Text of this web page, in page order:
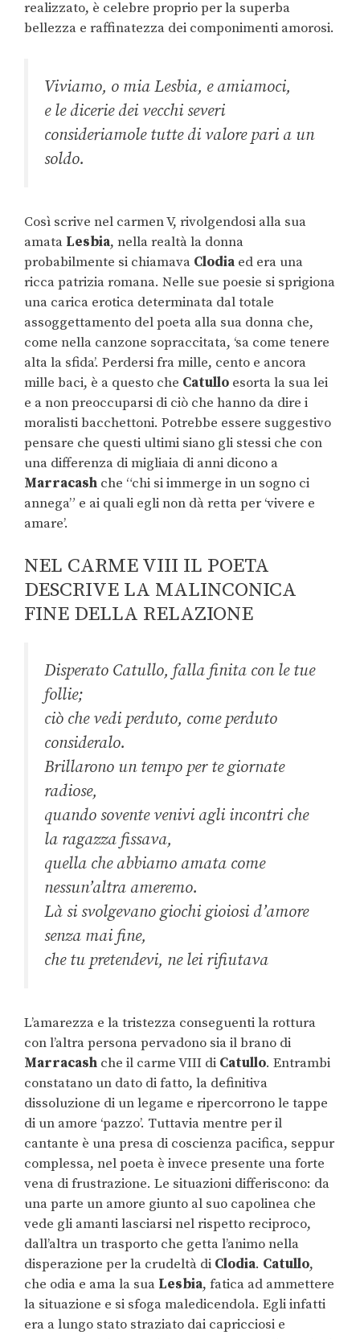
realizzato, è celebre proprio per la superba
bellezza e raffinatezza dei componimenti amorosi.
Viviamo, o mia Lesbia, e amiamoci,
e le dicerie dei vecchi severi
consideriamole tutte di valore pari a un
soldo.
Così scrive nel carmen V, rivolgendosi alla sua
amata Lesbia, nella realtà la donna
probabilmente si chiamava Clodia ed era una
ricca patrizia romana. Nelle sue poesie si sprigiona
una carica erotica determinata dal totale
assoggettamento del poeta alla sua donna che,
come nella canzone sopraccitata, ‘sa come tenere
alta la sfida’. Perdersi fra mille, cento e ancora
mille baci, è a questo che Catullo esorta la sua lei
e a non preoccuparsi di ciò che hanno da dire i
moralisti bacchettoni. Potrebbe essere suggestivo
pensare che questi ultimi siano gli stessi che con
una differenza di migliaia di anni dicono a
Marracash che “chi si immerge in un sogno ci
annega” e ai quali egli non dà retta per ‘vivere e
amare’.
NEL CARME VIII IL POETA
DESCRIVE LA MALINCONICA
FINE DELLA RELAZIONE
Disperato Catullo, falla finita con le tue
follie;
ciò che vedi perduto, come perduto
consideralo.
Brillarono un tempo per te giornate
radiose,
quando sovente venivi agli incontri che
la ragazza fissava,
quella che abbiamo amata come
nessun’altra ameremo.
Là si svolgevano giochi gioiosi d’amore
senza mai fine,
che tu pretendevi, ne lei rifiutava
L’amarezza e la tristezza conseguenti la rottura
con l’altra persona pervadono sia il brano di
Marracash che il carme VIII di Catullo. Entrambi
constatano un dato di fatto, la definitiva
dissoluzione di un legame e ripercorrono le tappe
di un amore ‘pazzo’. Tuttavia mentre per il
cantante è una presa di coscienza pacifica, seppur
complessa, nel poeta è invece presente una forte
vena di frustrazione. Le situazioni differiscono: da
una parte un amore giunto al suo capolinea che
vede gli amanti lasciarsi nel rispetto reciproco,
dall’altra un trasporto che getta l’animo nella
disperazione per la crudeltà di Clodia. Catullo,
che odia e ama la sua Lesbia, fatica ad ammettere
la situazione e si sfoga maledicendola. Egli infatti
era a lungo stato straziato dai capricciosi e